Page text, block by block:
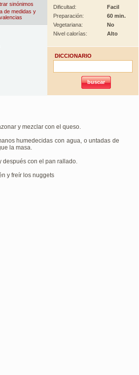
sinónimos
de medidas y
Dificultad:
Facil
Preparación:
60 min.
Vegetariana:
No
Nivel calorías:
Alto
DICCIONARIO
y mezclar con el queso.
humedecidas con agua, o untadas de
la masa.
después con el pan rallado.
y freír los nuggets